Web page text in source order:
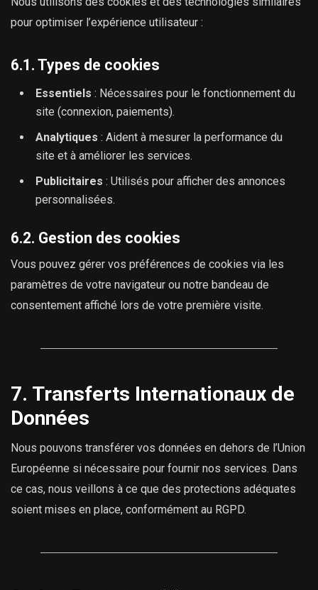
pour optimiser l’expérience utilisateur :
6.1. Types de cookies
Essentiels : Nécessaires pour le fonctionnement du
site (connexion, paiements).
Analytiques : Aident à mesurer la performance du
site et à améliorer les services.
Publicitaires : Utilisés pour afficher des annonces
personnalisées.
6.2. Gestion des cookies
Vous pouvez gérer vos préférences de cookies via les
paramètres de votre navigateur ou notre bandeau de
consentement affiché lors de votre première visite.
7. Transferts Internationaux de
Données
Nous pouvons transférer vos données en dehors de l’Union
Européenne si nécessaire pour fournir nos services. Dans
ce cas, nous veillons à ce que des protections adéquates
soient mises en place, conformément au RGPD.